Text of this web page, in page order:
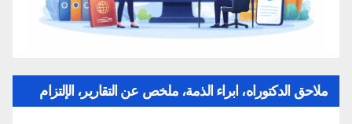
ملاحق الدكتوراه، ابراء الذمة، ملخص عن التقارير، الإلتزام